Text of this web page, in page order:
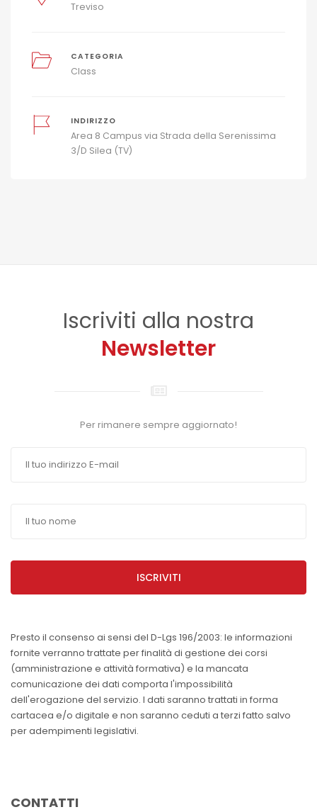
Treviso
CATEGORIA
Class
INDIRIZZO
Area 8 Campus via Strada della Serenissima
3/D Silea (TV)
Iscriviti alla nostra
Newsletter
Per rimanere sempre aggiornato!
ISCRIVITI
Presto il consenso ai sensi del D-Lgs 196/2003: le informazioni
fornite verranno trattate per finalità di gestione dei corsi
(amministrazione e attività formativa) e la mancata
comunicazione dei dati comporta l'impossibilità
dell'erogazione del servizio. I dati saranno trattati in forma
cartacea e/o digitale e non saranno ceduti a terzi fatto salvo
per adempimenti legislativi.
CONTATTI